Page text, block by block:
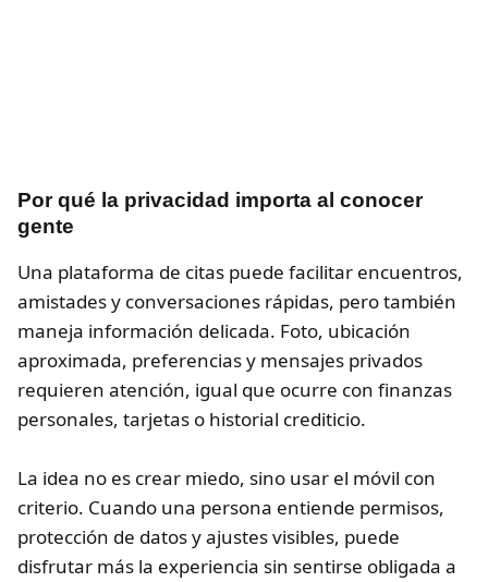
Por qué la privacidad importa al conocer
gente
Una plataforma de citas puede facilitar encuentros,
amistades y conversaciones rápidas, pero también
maneja información delicada. Foto, ubicación
aproximada, preferencias y mensajes privados
requieren atención, igual que ocurre con finanzas
personales, tarjetas o historial crediticio.
La idea no es crear miedo, sino usar el móvil con
criterio. Cuando una persona entiende permisos,
protección de datos y ajustes visibles, puede
disfrutar más la experiencia sin sentirse obligada a